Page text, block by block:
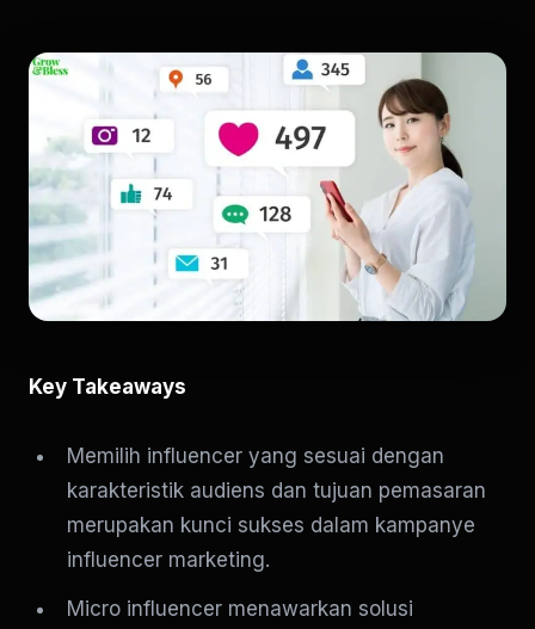
Key Takeaways
Memilih influencer yang sesuai dengan
karakteristik audiens dan tujuan pemasaran
merupakan kunci sukses dalam kampanye
influencer marketing.
Micro influencer menawarkan solusi